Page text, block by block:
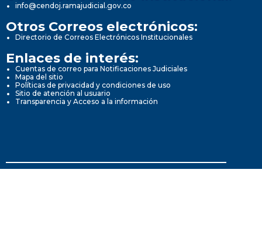
info@cendoj.ramajudicial.gov.co
Otros Correos electrónicos:
Directorio de Correos Electrónicos Institucionales
Enlaces de interés:
Cuentas de correo para Notificaciones Judiciales
Mapa del sitio
Políticas de privacidad y condiciones de uso
Sitio de atención al usuario
Transparencia y Acceso a la información